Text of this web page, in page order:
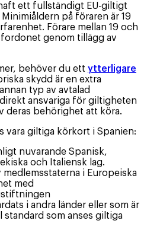
ett fullständigt EU-giltigt
på föraren är 19
Förare mellan 19 och
fordonet genom tillägg av
behöver du ett ytterligare
skydd är en extra
typ av avtalad
ansvariga för giltigheten
deras behörighet att köra.
vara giltiga körkort i Spanien:
nuvarande Spanisk,
och Italiensk lag.
medlemsstaterna i Europeiska
med
i andra länder eller som är
standard som anses giltiga